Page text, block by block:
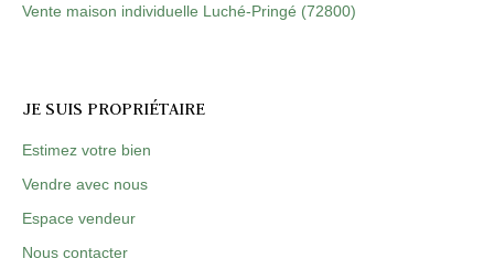
Vente maison individuelle Luché-Pringé (72800)
JE SUIS PROPRIÉTAIRE
Estimez votre bien
Vendre avec nous
Espace vendeur
Nous contacter